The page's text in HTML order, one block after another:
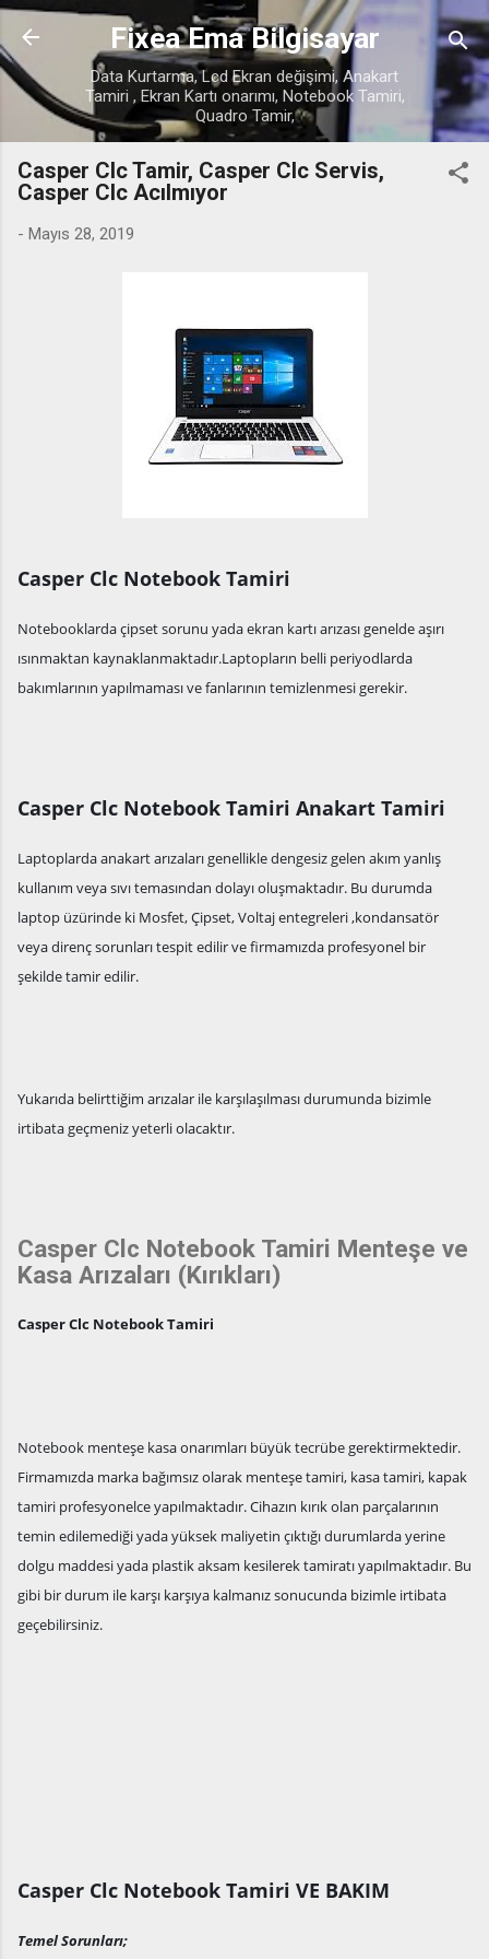
Ana içeriğe atla
Fixea Ema Bilgisayar
Data Kurtarma, Lcd Ekran değişimi, Anakart
Tamiri , Ekran Kartı onarımı, Notebook Tamiri,
Quadro Tamir,
Casper Clc Tamir, Casper Clc Servis,
Casper Clc Acılmıyor
- Mayıs 28, 2019
Casper Clc Notebook Tamiri
Notebooklarda çipset sorunu yada ekran kartı arızası genelde aşırı
ısınmaktan kaynaklanmaktadır.Laptopların belli periyodlarda
bakımlarının yapılmaması ve fanlarının temizlenmesi gerekir.
Casper Clc Notebook Tamiri Anakart Tamiri
Laptoplarda anakart arızaları genellikle dengesiz gelen akım yanlış
kullanım veya sıvı temasından dolayı oluşmaktadır. Bu durumda
laptop üzürinde ki Mosfet, Çipset, Voltaj entegreleri ,kondansatör
veya direnç sorunları tespit edilir ve firmamızda profesyonel bir
şekilde tamir edilir.
Yukarıda belirttiğim arızalar ile karşılaşılması durumunda bizimle
irtibata geçmeniz yeterli olacaktır.
Casper Clc Notebook Tamiri Menteşe ve
Kasa Arızaları (Kırıkları)
Casper Clc Notebook Tamiri
Notebook menteşe kasa onarımları büyük tecrübe gerektirmektedir.
Firmamızda marka bağımsız olarak menteşe tamiri, kasa tamiri, kapak
tamiri profesyonelce yapılmaktadır. Cihazın kırık olan parçalarının
temin edilemediği yada yüksek maliyetin çıktığı durumlarda yerine
dolgu maddesi yada plastik aksam kesilerek tamiratı yapılmaktadır. Bu
gibi bir durum ile karşı karşıya kalmanız sonucunda bizimle irtibata
geçebilirsiniz.
Casper Clc Notebook Tamiri VE BAKIM
Temel Sorunları;